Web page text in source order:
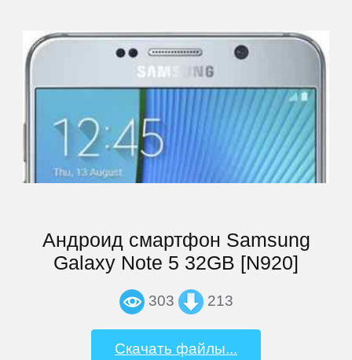
Андроид смартфон Samsung
Galaxy Note 5 32GB [N920]
303 213
Скачать файлы...
Main
Home
Join